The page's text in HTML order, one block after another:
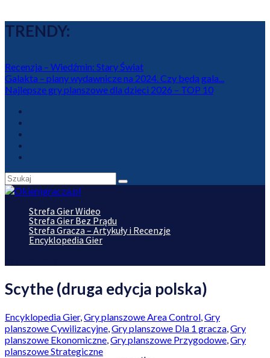
TRENDY:
Recenzja – Wiedźmin: Stary Świat
Galakta – plany wydawnicze na 2024. Czy będą gala...
Najlepsze gry planszowe dla dzieci 2026 – TOP 10
Strefa Gier Wideo
Strefa Gier Bez Prądu
Strefa Gracza – Artykuły i Recenzje
Encyklopedia Gier
Scythe (druga edycja polska)
Encyklopedia Gier,Gry planszowe Area Control,Gry
planszowe Cywilizacyjne,Gry planszowe Dla 1 gracza,Gry
planszowe Ekonomiczne,Gry planszowe Przygodowe,Gry
planszowe Strategiczne